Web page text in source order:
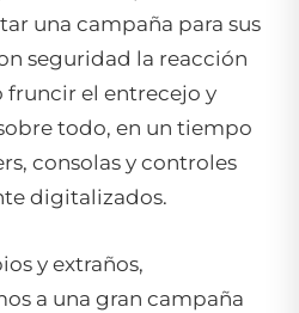
una campaña para sus
seguridad la reacción
el entrecejo y
todo, en un tiempo
, consolas y controles
digitalizados.
y extraños,
a una gran campaña